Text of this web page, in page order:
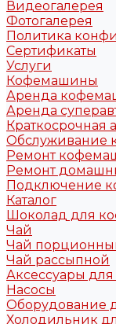
Видеогалерея
Фотогалерея
Политика
Сертификаты
Услуги
Кофемашины
Аренда
Аренда
Обслуживание
Ремонт
Ремонт
Подключение
Каталог
Шоколад для
Чай
Чай
Чай рассыпной
Аксессуары
Насосы
Оборудование
Холодильник